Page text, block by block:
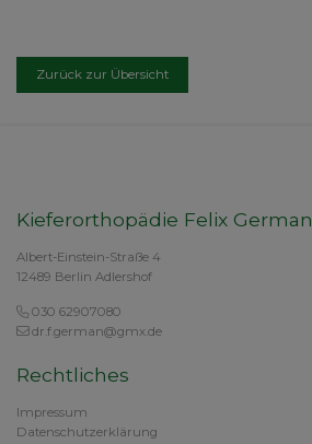
Zurück zur Übersicht
Kieferorthopädie Felix German
Albert-Einstein-Straße 4
12489 Berlin Adlershof
030 62907080
dr.f.german@gmx.de
Rechtliches
Impressum
Datenschutzerklärung